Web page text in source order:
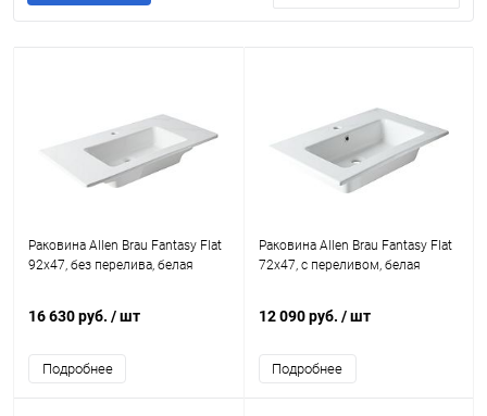
Раковина Allen Brau Fantasy Flat
92x47, без перелива, белая
16 630 руб. / шт
Подробнее
Раковина Allen Brau Fantasy Flat
72x47, с переливом, белая
12 090 руб. / шт
Подробнее